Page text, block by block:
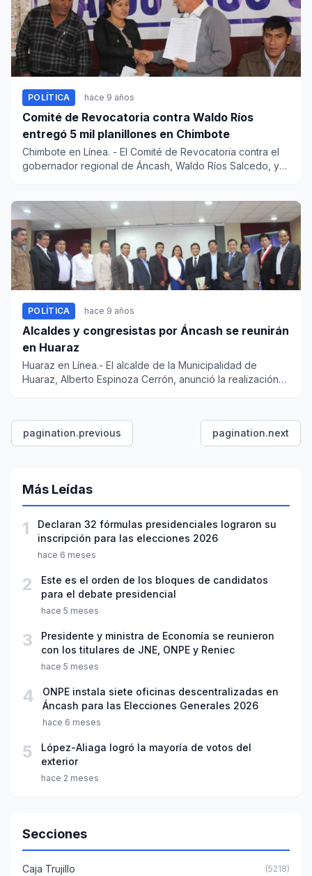
POLÍTICA hace 9 años
Comité de Revocatoria contra Waldo Ríos
entregó 5 mil planillones en Chimbote
Chimbote en Línea. - El Comité de Revocatoria contra el
gobernador regional de Áncash, Waldo Ríos Salcedo, y
POLÍTICA hace 9 años
Alcaldes y congresistas por Áncash se reunirán
en Huaraz
Huaraz en Línea.- El alcalde de la Municipalidad de
Huaraz, Alberto Espinoza Cerrón, anunció la realización
pagination.previous pagination.next
Más Leídas
1
Declaran 32 fórmulas presidenciales lograron su
inscripción para las elecciones 2026
hace 6 meses
2
Este es el orden de los bloques de candidatos
para el debate presidencial
hace 5 meses
3
Presidente y ministra de Economía se reunieron
con los titulares de JNE, ONPE y Reniec
hace 5 meses
4
ONPE instala siete oficinas descentralizadas en
Áncash para las Elecciones Generales 2026
hace 6 meses
5
López-Aliaga logró la mayoría de votos del
exterior
hace 2 meses
Secciones
Caja Trujillo (5218)